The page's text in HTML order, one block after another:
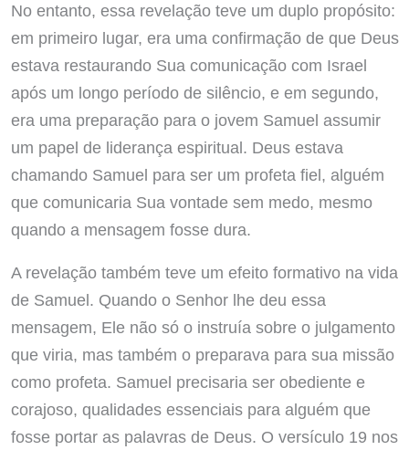
No entanto, essa revelação teve um duplo propósito:
em primeiro lugar, era uma confirmação de que Deus
estava restaurando Sua comunicação com Israel
após um longo período de silêncio, e em segundo,
era uma preparação para o jovem Samuel assumir
um papel de liderança espiritual. Deus estava
chamando Samuel para ser um profeta fiel, alguém
que comunicaria Sua vontade sem medo, mesmo
quando a mensagem fosse dura.
A revelação também teve um efeito formativo na vida
de Samuel. Quando o Senhor lhe deu essa
mensagem, Ele não só o instruía sobre o julgamento
que viria, mas também o preparava para sua missão
como profeta. Samuel precisaria ser obediente e
corajoso, qualidades essenciais para alguém que
fosse portar as palavras de Deus. O versículo 19 nos